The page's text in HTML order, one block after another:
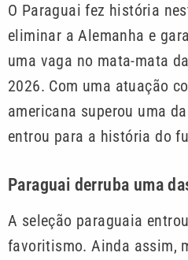
O Paraguai fez história
eliminar a Alemanha e
uma vaga no mata-mata
2026. Com uma atuação
americana superou uma
entrou para a história do
Paraguai derruba uma
A seleção paraguaia
favoritismo. Ainda assim,